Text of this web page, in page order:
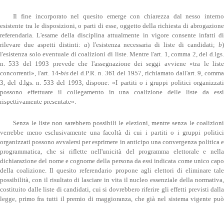
Il fine incorporato nel quesito emerge con chiarezza dal nesso interno
esistente tra le disposizioni, o parti di esse, oggetto della richiesta di abrogazione
referendaria. L'esame della disciplina attualmente in vigore consente infatti di
rilevare due aspetti distinti: a) l'esistenza necessaria di liste di candidati;b)
l'esistenza solo eventuale di coalizioni di liste. Mentre l'art. 1, comma 2, del d.lgs.
n. 533 del 1993 prevede che l'assegnazione dei seggi avviene «tra le liste
concorrenti», l'art. 14-bisdel d.P.R. n. 361 del 1957, richiamato dall'art. 9, comma
3, del d.lgs. n. 533 del 1993, dispone: «I partiti o i gruppi politici organizzati
possono effettuare il collegamento in una coalizione delle liste da essi
rispettivamente presentate».
Senza le liste non sarebbero possibili le elezioni, mentre senza le coalizioni
verrebbe meno esclusivamente una facoltà di cui i partiti o i gruppi politici
organizzati possono avvalersi per esprimere in anticipo una convergenza politica e
programmatica, che si riflette nell'unicità del programma elettorale e nella
dichiarazione del nome e cognome della persona da essi indicata come unico capo
della coalizione. Il quesito referendario propone agli elettori di eliminare tale
possibilità, con il risultato di lasciare in vita il nucleo essenziale della normativa,
costituito dalle liste di candidati, cui si dovrebbero riferire gli effetti previsti dalla
legge, primo fra tutti il premio di maggioranza, che già nel sistema vigente può